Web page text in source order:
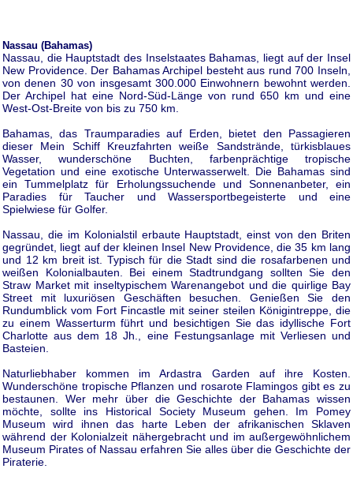
Nassau (Bahamas)
Nassau, die Hauptstadt des Inselstaates Bahamas, liegt auf der Insel
New Providence. Der Bahamas Archipel besteht aus rund 700 Inseln,
von denen 30 von insgesamt 300.000 Einwohnern bewohnt werden.
Der Archipel hat eine Nord-Süd-Länge von rund 650 km und eine
West-Ost-Breite von bis zu 750 km.
Bahamas, das Traumparadies auf Erden, bietet den Passagieren
dieser Mein Schiff Kreuzfahrten weiße Sandstrände, türkisblaues
Wasser, wunderschöne Buchten, farbenprächtige tropische
Vegetation und eine exotische Unterwasserwelt. Die Bahamas sind
ein Tummelplatz für Erholungssuchende und Sonnenanbeter, ein
Paradies für Taucher und Wassersportbegeisterte und eine
Spielwiese für Golfer.
Nassau, die im Kolonialstil erbaute Hauptstadt, einst von den Briten
gegründet, liegt auf der kleinen Insel New Providence, die 35 km lang
und 12 km breit ist. Typisch für die Stadt sind die rosafarbenen und
weißen Kolonialbauten. Bei einem Stadtrundgang sollten Sie den
Straw Market mit inseltypischem Warenangebot und die quirlige Bay
Street mit luxuriösen Geschäften besuchen. Genießen Sie den
Rundumblick vom Fort Fincastle mit seiner steilen Königintreppe, die
zu einem Wasserturm führt und besichtigen Sie das idyllische Fort
Charlotte aus dem 18 Jh., eine Festungsanlage mit Verliesen und
Basteien.
Naturliebhaber kommen im Ardastra Garden auf ihre Kosten.
Wunderschöne tropische Pflanzen und rosarote Flamingos gibt es zu
bestaunen. Wer mehr über die Geschichte der Bahamas wissen
möchte, sollte ins Historical Society Museum gehen. Im Pomey
Museum wird ihnen das harte Leben der afrikanischen Sklaven
während der Kolonialzeit nähergebracht und im außergewöhnlichem
Museum Pirates of Nassau erfahren Sie alles über die Geschichte der
Piraterie.